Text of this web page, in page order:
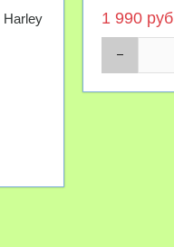
Harley
1 990 руб